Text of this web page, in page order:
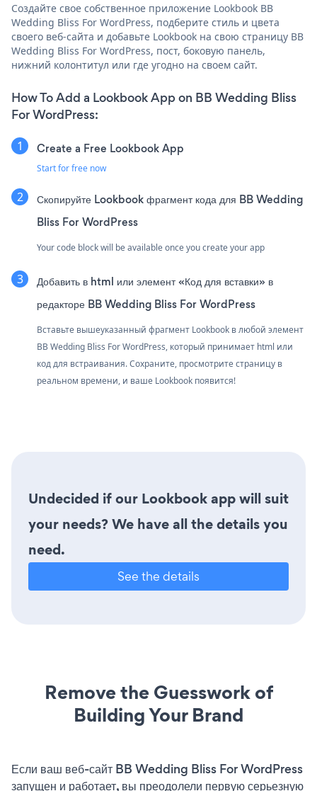
Создайте свое собственное приложение Lookbook BB
Wedding Bliss For WordPress, подберите стиль и цвета
своего веб-сайта и добавьте Lookbook на свою страницу BB
Wedding Bliss For WordPress, пост, боковую панель,
нижний колонтитул или где угодно на своем сайт.
How To Add a Lookbook App on BB Wedding Bliss
For WordPress:
Create a Free Lookbook App
Start for free now
Скопируйте Lookbook фрагмент кода для BB Wedding
Bliss For WordPress
Your code block will be available once you create your app
Добавить в html или элемент «Код для вставки» в
редакторе BB Wedding Bliss For WordPress
Вставьте вышеуказанный фрагмент Lookbook в любой элемент
BB Wedding Bliss For WordPress, который принимает html или
код для встраивания. Сохраните, просмотрите страницу в
реальном времени, и ваше Lookbook появится!
Undecided if our Lookbook app will suit
your needs? We have all the details you
need.
See the details
Remove the Guesswork of
Building Your Brand
Если ваш веб-сайт BB Wedding Bliss For WordPress
запущен и работает, вы преодолели первую серьезную